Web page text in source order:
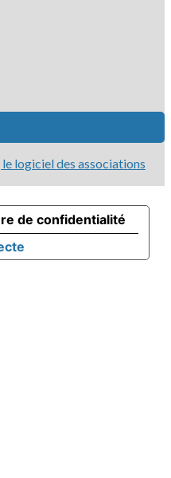
logiciel des associations
de confidentialité